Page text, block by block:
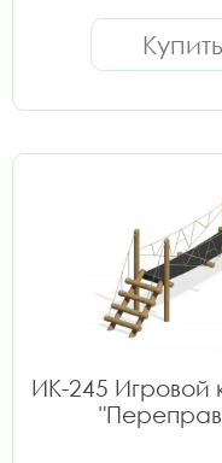
Купить
ИК-245 Игровой